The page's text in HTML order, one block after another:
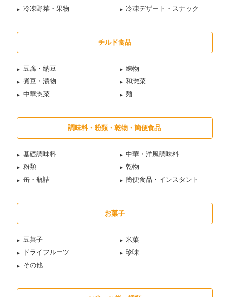
冷凍野菜・果物
冷凍デザート・スナック
チルド食品
豆腐・納豆
練物
煮豆・漬物
和惣菜
中華惣菜
麺
調味料・粉類・乾物・簡便食品
基礎調味料
中華・洋風調味料
粉類
乾物
缶・瓶詰
簡便食品・インスタント
お菓子
豆菓子
米菓
ドライフルーツ
珍味
その他